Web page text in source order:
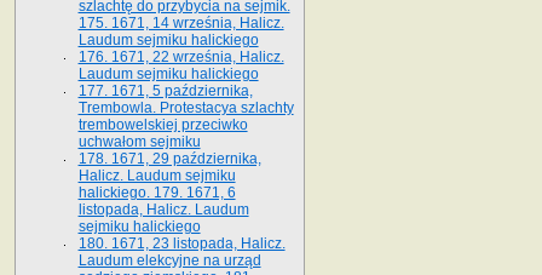
szlachtę do przybycia na sejmik.
175. 1671, 14 września, Halicz.
Laudum sejmiku halickiego
176. 1671, 22 września, Halicz.
Laudum sejmiku halickiego
177. 1671, 5 października,
Trembowla. Protestacya szlachty
trembowelskiej przeciwko
uchwałom sejmiku
178. 1671, 29 października,
Halicz. Laudum sejmiku
halickiego. 179. 1671, 6
listopada, Halicz. Laudum
sejmiku halickiego
180. 1671, 23 listopada, Halicz.
Laudum elekcyjne na urząd